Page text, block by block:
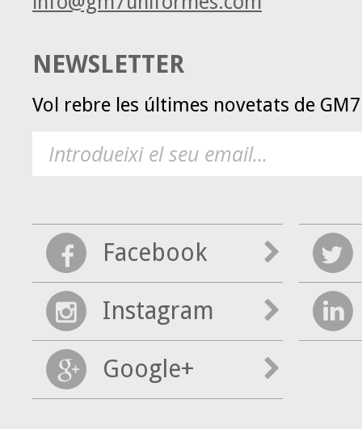
NEWSLETTER
Vol rebre les últimes novetats de
Facebook
Instagram
Google+